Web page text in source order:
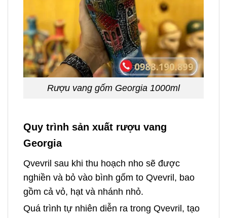
Rượu vang gốm Georgia 1000ml
Quy trình sản xuất rượu vang
Georgia
Qvevril sau khi thu hoạch nho sẽ được
nghiền và bỏ vào bình gốm to Qvevril, bao
gồm cả vỏ, hạt và nhánh nhỏ.
Quá trình tự nhiên diễn ra trong Qvevril, tạo